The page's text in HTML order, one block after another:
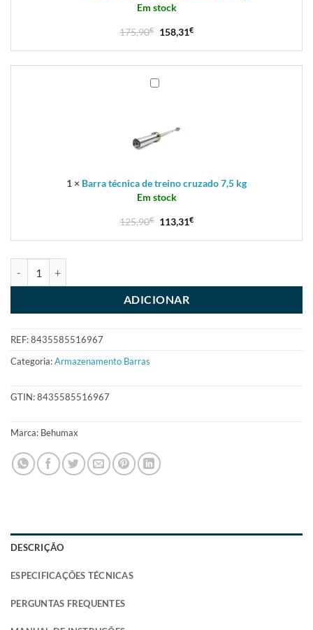
Em stock
175,90€ 158,31€
1 × Barra técnica de treino cruzado 7,5 kg
Em stock
125,90€ 113,31€
ADICIONAR
REF:8435585516967
Categoria:Armazenamento Barras
GTIN:8435585516967
Marca: Behumax
DESCRIÇÃO
ESPECIFICAÇÕES TÉCNICAS
PERGUNTAS FREQUENTES